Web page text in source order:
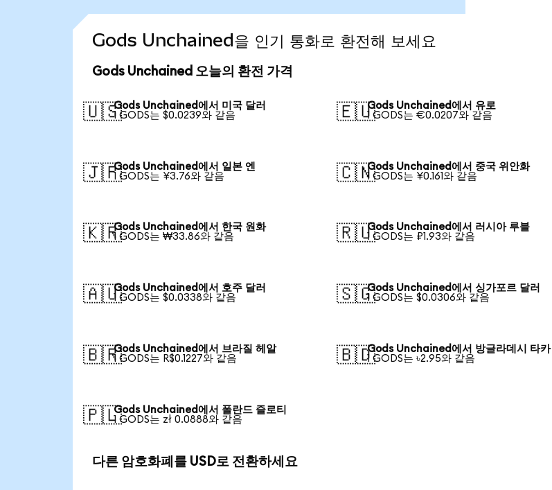
Gods Unchained을 인기 통화로 환전해 보세요
Gods Unchained 오늘의 환전 가격
🇺🇸Gods Unchained에서 미국 달러
1 GODS는 $0.0239와 같음
🇪🇺Gods Unchained에서 유로
1 GODS는 €0.0207와 같음
🇯🇵Gods Unchained에서 일본 엔
1 GODS는 ¥3.76와 같음
🇨🇳Gods Unchained에서 중국 위안화
1 GODS는 ¥0.161와 같음
🇰🇷Gods Unchained에서 한국 원화
1 GODS는 ₩33.86와 같음
🇷🇺Gods Unchained에서 러시아 루블
1 GODS는 ₽1.93와 같음
🇦🇺Gods Unchained에서 호주 달러
1 GODS는 $0.0338와 같음
🇸🇬Gods Unchained에서 싱가포르 달러
1 GODS는 $0.0306와 같음
🇧🇷Gods Unchained에서 브라질 헤알
1 GODS는 R$0.1227와 같음
🇧🇩Gods Unchained에서 방글라데시 타카
1 GODS는 ৳2.95와 같음
🇵🇱Gods Unchained에서 폴란드 즐로티
1 GODS는 zł 0.0888와 같음
다른 암호화폐를 USD로 전환하세요